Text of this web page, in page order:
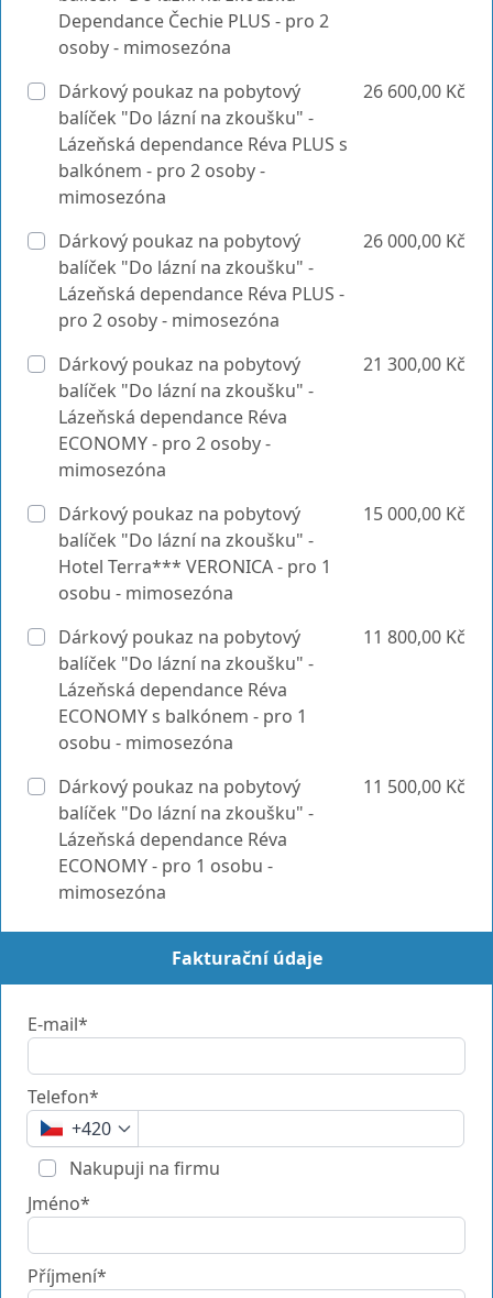
Dependance Čechie PLUS - pro 2
osoby - mimosezóna
Dárkový poukaz na pobytový
balíček "Do lázní na zkoušku" -
Lázeňská dependance Réva PLUS s
balkónem - pro 2 osoby -
mimosezóna
26 600,00 Kč
Dárkový poukaz na pobytový
balíček "Do lázní na zkoušku" -
Lázeňská dependance Réva PLUS -
pro 2 osoby - mimosezóna
26 000,00 Kč
Dárkový poukaz na pobytový
balíček "Do lázní na zkoušku" -
Lázeňská dependance Réva
ECONOMY - pro 2 osoby -
mimosezóna
21 300,00 Kč
Dárkový poukaz na pobytový
balíček "Do lázní na zkoušku" -
Hotel Terra*** VERONICA - pro 1
osobu - mimosezóna
15 000,00 Kč
Dárkový poukaz na pobytový
balíček "Do lázní na zkoušku" -
Lázeňská dependance Réva
ECONOMY s balkónem - pro 1
osobu - mimosezóna
11 800,00 Kč
Dárkový poukaz na pobytový
balíček "Do lázní na zkoušku" -
Lázeňská dependance Réva
ECONOMY - pro 1 osobu -
mimosezóna
11 500,00 Kč
Fakturační údaje
E-mail*
Telefon*
+420
Nakupuji na firmu
Jméno*
Příjmení*